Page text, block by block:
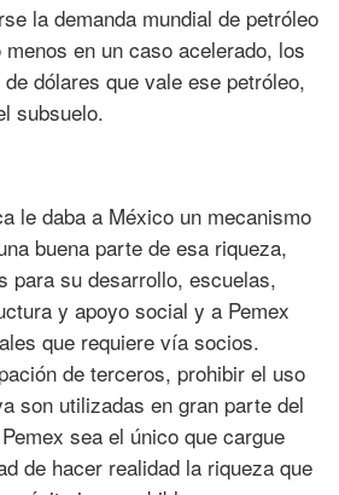
la demanda mundial de petróleo
en un caso acelerado, los
dólares que vale ese petróleo,
subsuelo.
le daba a México un mecanismo
buena parte de esa riqueza,
para su desarrollo, escuelas,
y apoyo social y a Pemex
que requiere vía socios.
de terceros, prohibir el uso
son utilizadas en gran parte del
sea el único que cargue
de hacer realidad la riqueza que